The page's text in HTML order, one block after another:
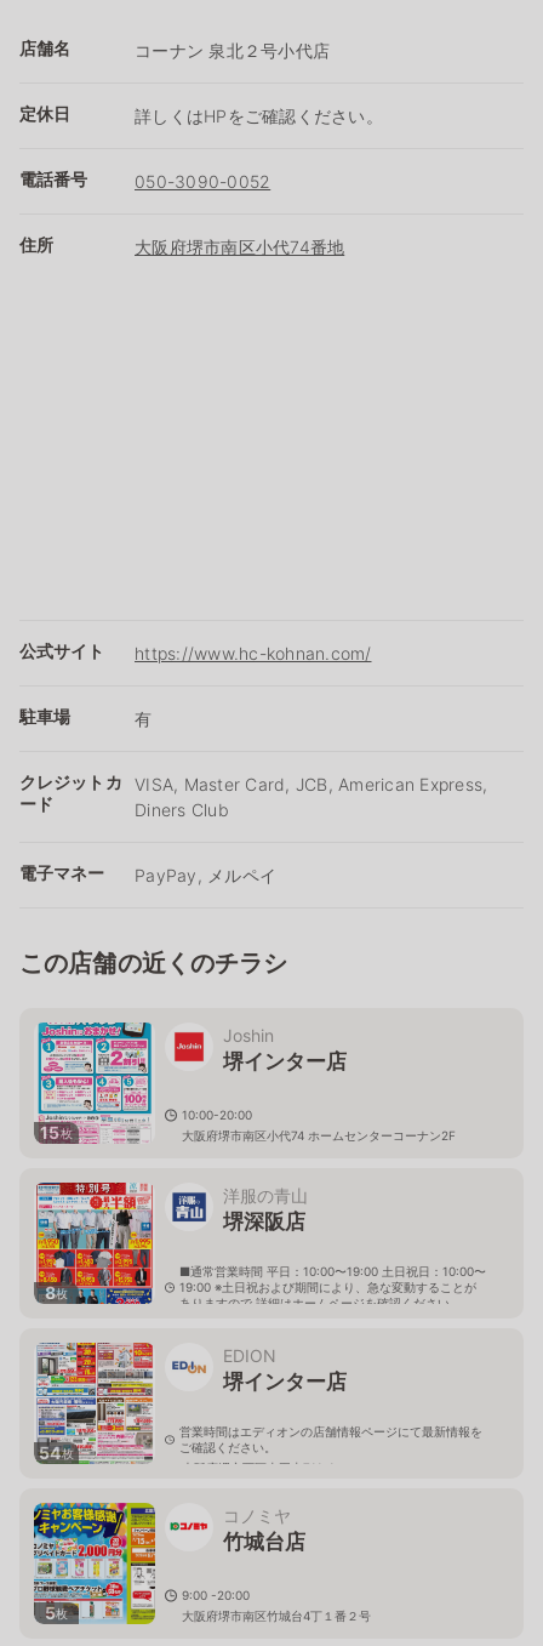
店舗名 コーナン 泉北２号小代店
定休日 詳しくはHPをご確認ください。
電話番号 050-3090-0052
住所 大阪府堺市南区小代74番地
公式サイト https://www.hc-kohnan.com/
駐車場 有
クレジットカ
ード
VISA, Master Card, JCB, American Express,
Diners Club
電子マネー PayPay, メルペイ
この店舗の近くのチラシ
15枚
Joshin
堺インター店
10:00-20:00
大阪府堺市南区小代74 ホームセンターコーナン2F
8枚
洋服の青山
堺深阪店
■通常営業時間 平日：10:00〜19:00 土日祝日：10:00〜
19:00 ※土日祝および期間により、急な変動することが
ありますので 詳細はホームページを確認ください
54枚
EDION
堺インター店
営業時間はエディオンの店舗情報ページにて最新情報を
ご確認ください。
大阪府堺市西区太平寺711-1
5枚
コノミヤ
竹城台店
9:00 -20:00
大阪府堺市南区竹城台4丁１番２号